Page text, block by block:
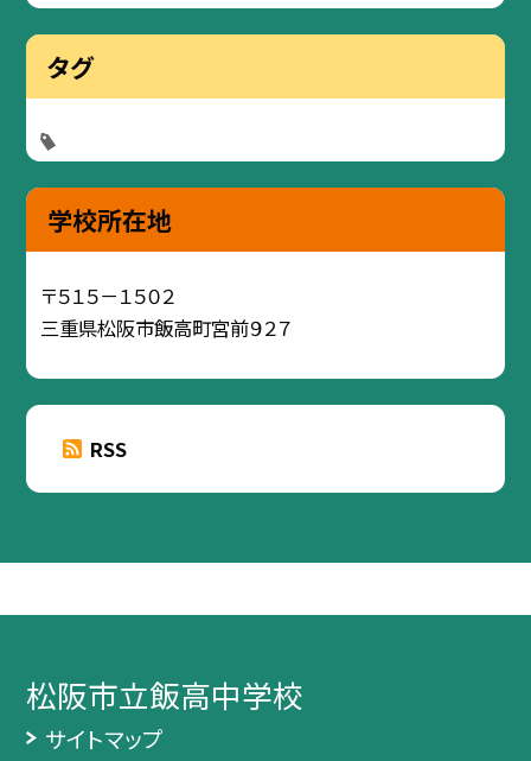
タグ
学校所在地
〒５１５－１５０２
三重県松阪市飯高町宮前９２７
RSS
松阪市立飯高中学校
サイトマップ